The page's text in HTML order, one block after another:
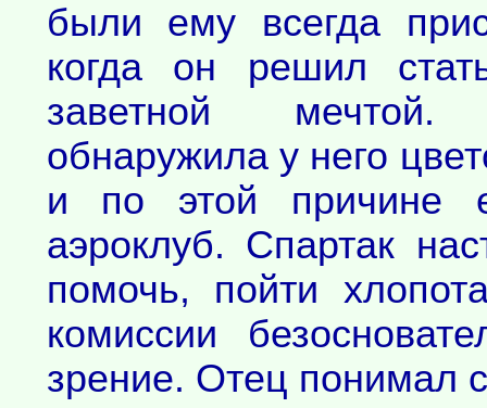
были ему всегда
когда он решил
заветной мечтой.
обнаружила у него
и по этой причине
аэроклуб. Спартак
помочь, пойти
комиссии
зрение. Отец понимал